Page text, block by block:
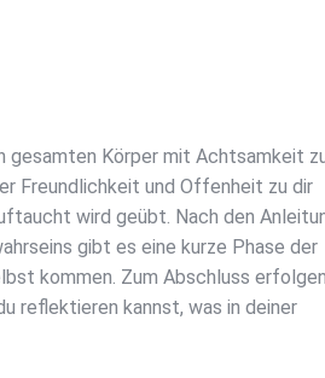
gesamten Körper mit Achtsamkeit
Freundlichkeit und Offenheit zu dir
wird geübt. Nach den
gibt es eine kurze Phase der
kommen. Zum Abschluss erfolgen
reflektieren kannst, was in deiner